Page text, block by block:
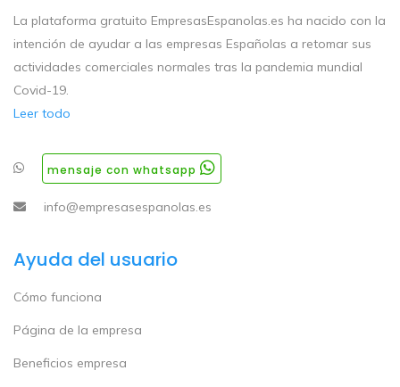
La plataforma gratuito EmpresasEspanolas.es ha nacido con la
intención de ayudar a las empresas Españolas a retomar sus
actividades comerciales normales tras la pandemia mundial
Covid-19.
Leer todo
mensaje con whatsapp
info@empresasespanolas.es
Ayuda del usuario
Cómo funciona
Página de la empresa
Beneficios empresa